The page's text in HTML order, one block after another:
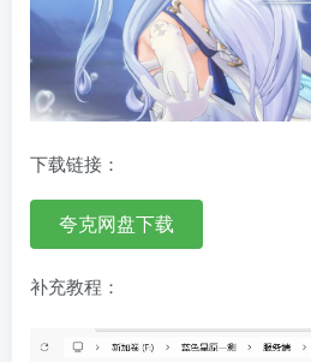
下载链接：
夸克网盘下载
补充教程：